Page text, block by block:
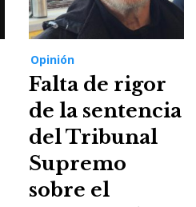
Opinión
Falta de rigor
de la sentencia
del Tribunal
Supremo
sobre el